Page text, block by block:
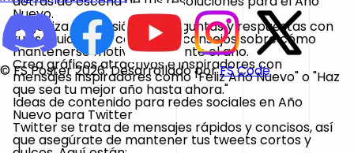
© FS Poster 2026. Desarrollado porFS Code
Nuevo.
Organiza una sesión de preguntas y respuestas con
tus seguidores y comparte consejos sobre cómo
mantenerse motivado durante el año.
Crea gráficos atractivos e inspiradores con
mensajes inspiradores como"Feliz Año Nuevo"o"Haz
que sea tu mejor año hasta ahora."
Ideas de contenido para redes sociales en Año
Nuevo para Twitter
Twitter se trata de mensajes rápidos y concisos, así
que asegúrate de mantener tus tweets cortos y